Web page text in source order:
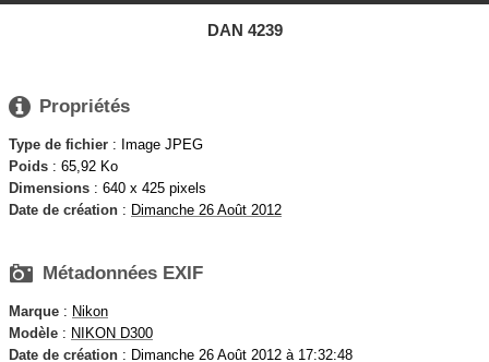
DAN 4239
 Propriétés
Type de fichier : Image JPEG
Poids : 65,92 Ko
Dimensions : 640 x 425 pixels
Date de création : Dimanche 26 Août 2012
 Métadonnées EXIF
Marque : Nikon
Modèle : NIKON D300
Date de création : Dimanche 26 Août 2012 à 17:32:48